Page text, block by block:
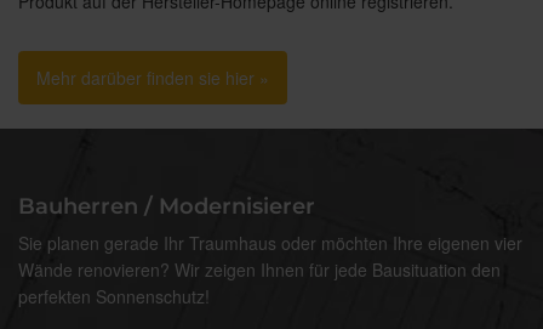
Mehr darüber finden sie hier »
Bauherren / Modernisierer
Sie planen gerade Ihr Traumhaus oder möchten Ihre eigenen vier
Wände renovieren? Wir zeigen Ihnen für jede Bausituation den
perfekten Sonnenschutz!